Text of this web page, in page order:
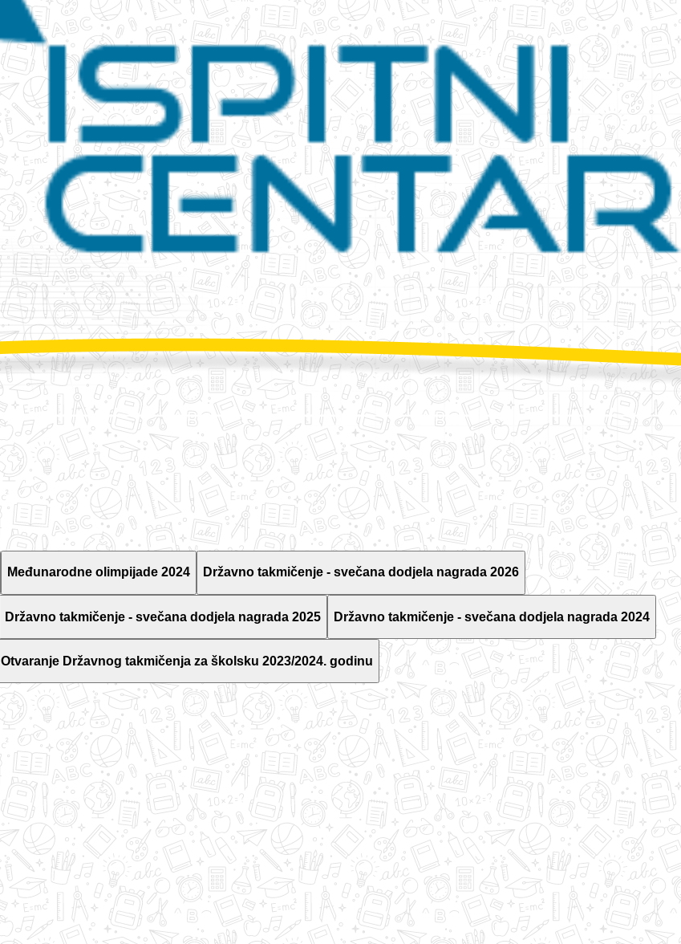
Međunarodne olimpijade 2024 Državno takmičenje - svečana dodjela nagrada 2026
Državno takmičenje - svečana dodjela nagrada 2025 Državno takmičenje - svečana dodjela nagrada 2024
Otvaranje Državnog takmičenja za školsku 2023/2024. godinu